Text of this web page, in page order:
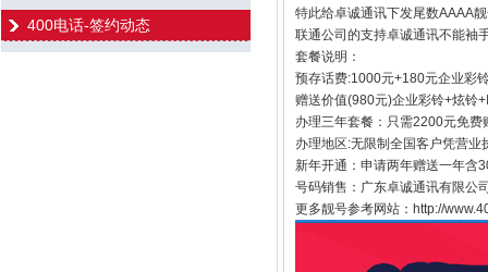
400电话-签约动态
特此给卓诚通讯下发尾数AAAA
联通公司的支持卓诚通讯不能袖
套餐说明：
预存话费:1000元+180元企业彩
赠送价值(980元)企业彩铃+炫铃
办理三年套餐：只需2200元免
办理地区:无限制全国客户凭营
新年开通：申请两年赠送一年含
号码销售：广东卓诚通讯有限公
更多靓号参考网站：http://